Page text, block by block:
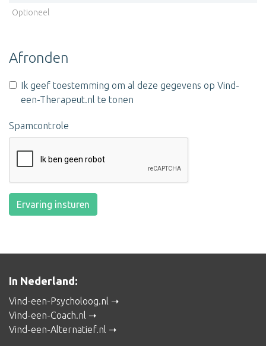
Optioneel
Afronden
Ik geef toestemming om al deze gegevens op Vind-
een-Therapeut.nl te tonen
Spamcontrole
Ervaring insturen
In Nederland:
Vind-een-Psycholoog.nl
Vind-een-Coach.nl
Vind-een-Alternatief.nl